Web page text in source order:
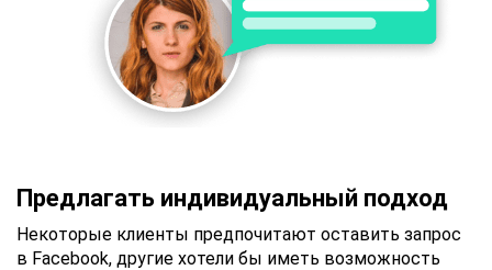
Предлагать индивидуальный подход
Некоторые клиенты предпочитают оставить запрос
в Facebook, другие хотели бы иметь возможность